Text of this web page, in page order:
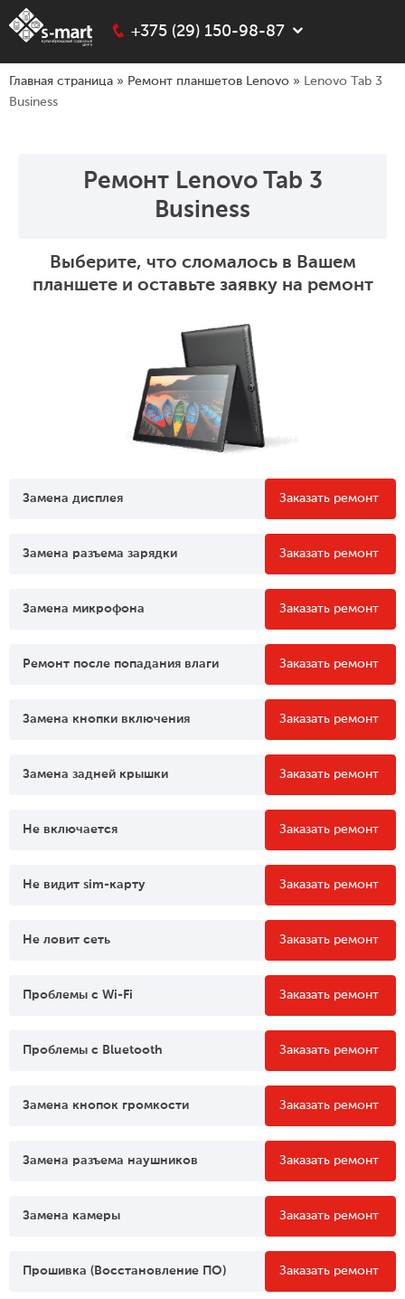
+375 (29) 150-98-87
Главная страница » Ремонт планшетов Lenovo » Lenovo Tab 3
Business
Ремонт Lenovo Tab 3
Business
Выберите, что сломалось в Вашем
планшете и оставьте заявку на ремонт
Замена дисплея Заказать ремонт
Замена разъема зарядки Заказать ремонт
Замена микрофона Заказать ремонт
Ремонт после попадания влаги Заказать ремонт
Замена кнопки включения Заказать ремонт
Замена задней крышки Заказать ремонт
Не включается Заказать ремонт
Не видит sim-карту Заказать ремонт
Не ловит сеть Заказать ремонт
Проблемы c Wi-Fi Заказать ремонт
Проблемы c Bluetooth Заказать ремонт
Замена кнопок громкости Заказать ремонт
Замена разъема наушников Заказать ремонт
Замена камеры Заказать ремонт
Прошивка (Восстановление ПО) Заказать ремонт